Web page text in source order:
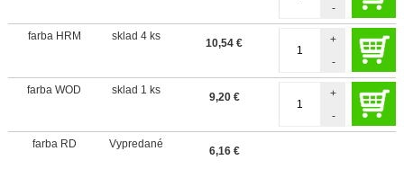
-
farba HRM sklad 4 ks
10,54 €
-
+
farba WOD sklad 1 ks
9,20 €
-
+
farba RD Vypredané
6,16 €